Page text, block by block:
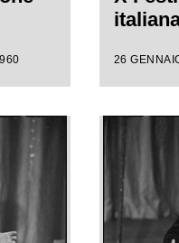
26